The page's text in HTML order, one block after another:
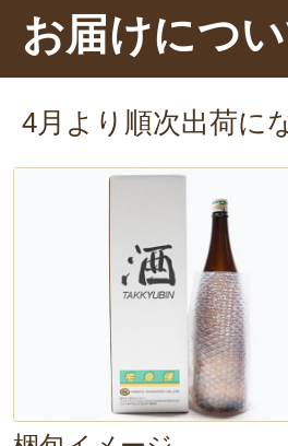
お届けにつ
4月より順次出荷に